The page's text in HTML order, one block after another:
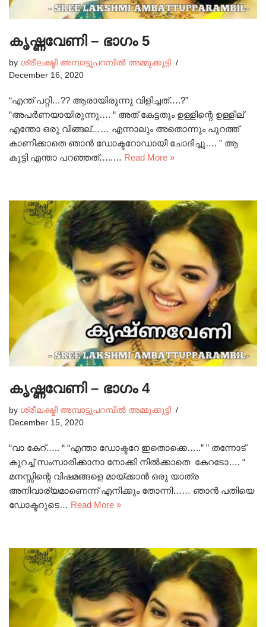
കൃഷ്ണവേണി – ഭാഗം 5
by ശ്രീലക്ഷ്മി അമ്പാട്ടുപറമ്പിൽ അമ്മുക്കുട്ടി
December 16, 2020
“എന്ത് പറ്റി…?? ആരായിരുന്നു വിളിച്ചത്….?”
“അപർണയായിരുന്നു…. “ അത് കേട്ടതും ഉള്ളിന്റെ ഉള്ളില്
എന്തോ ഒരു വിങ്ങല്…… എന്നാലും അതൊന്നും പുറത്ത്
കാണിക്കാതെ ഞാൻ ഡോക്ടറോഡായി ചോദിച്ചു…. ” ആ
കുട്ടി എന്താ പറഞ്ഞത്…..… Read More »
കൃഷ്ണവേണി – ഭാഗം 4
by ശ്രീലക്ഷ്മി അമ്പാട്ടുപറമ്പിൽ അമ്മുക്കുട്ടി
December 15, 2020
“വാ കേറ്….. “ “എന്താ ഡോക്ടറേ ഇതൊക്കെ…..” ” തന്നോട്
കുറച്ച് സംസാരിക്കാനാ നോക്കി നിൽക്കാതെ കേറടോ…. “
മനസ്സിന്റെ വിഷമങ്ങളെ മായ്ക്കാൻ ഒരു യാത്ര
അനിവാര്യമാണെന്ന് എനിക്കും തോന്നി…… ഞാൻ പതിയെ
ഡോക്ടറുടെ… Read More »